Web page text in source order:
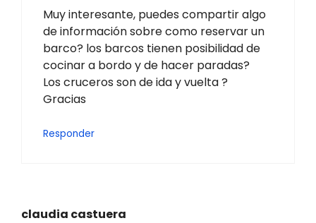
Muy interesante, puedes compartir algo
de información sobre como reservar un
barco? los barcos tienen posibilidad de
cocinar a bordo y de hacer paradas?
Los cruceros son de ida y vuelta ?
Gracias
Responder
claudia castuera